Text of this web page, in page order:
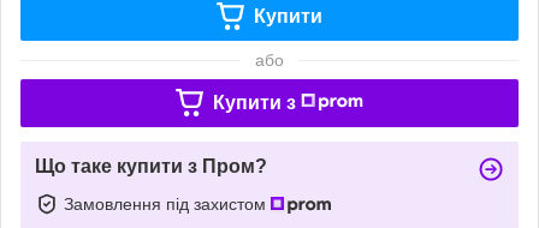
Купити
або
Купити з
Що таке купити з Пром?
Замовлення під захистом